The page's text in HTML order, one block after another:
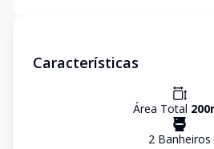
Características
Área Total 200
2 Banheiros